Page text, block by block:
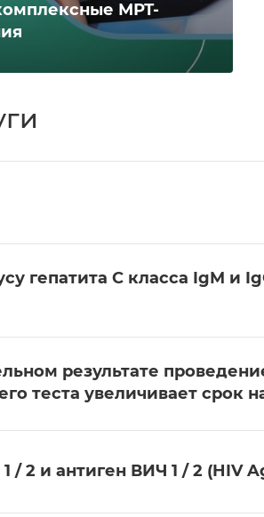
МРТ-
гепатита C класса IgM и
результате
теста увеличивает срок
/ 2 и антиген ВИЧ 1 / 2 (HIV